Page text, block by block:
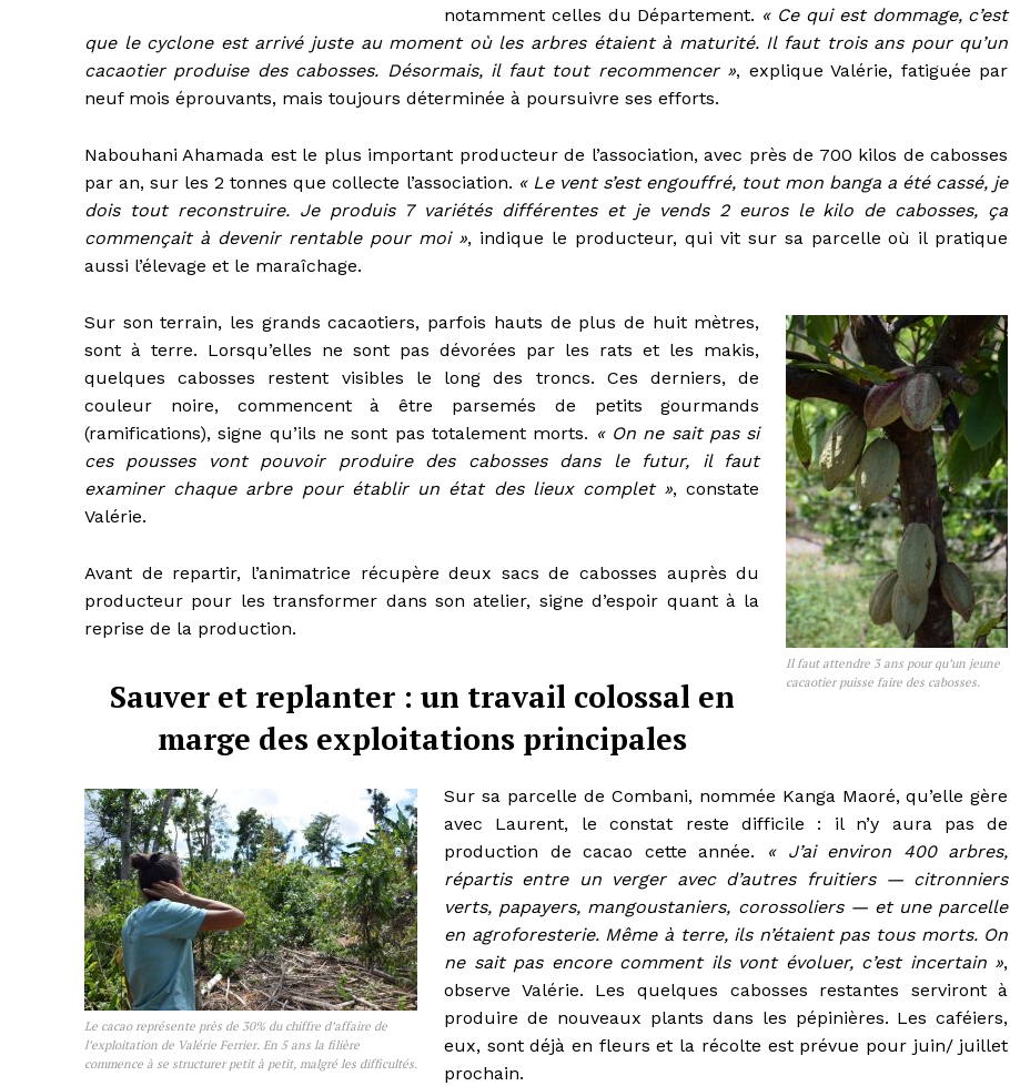
notamment celles du Département. « Ce qui est dommage, c’est
que le cyclone est arrivé juste au moment où les arbres étaient à maturité. Il faut trois ans pour qu’un
cacaotier produise des cabosses. Désormais, il faut tout recommencer », explique Valérie, fatiguée par
neuf mois éprouvants, mais toujours déterminée à poursuivre ses efforts.
Nabouhani Ahamada est le plus important producteur de l’association, avec près de 700 kilos de cabosses
par an, sur les 2 tonnes que collecte l’association. « Le vent s’est engouffré, tout mon banga a été cassé, je
dois tout reconstruire. Je produis 7 variétés différentes et je vends 2 euros le kilo de cabosses, ça
commençait à devenir rentable pour moi », indique le producteur, qui vit sur sa parcelle où il pratique
aussi l’élevage et le maraîchage.
Il faut attendre 3 ans pour qu’un jeune
cacaotier puisse faire des cabosses.
Sur son terrain, les grands cacaotiers, parfois hauts de plus de huit mètres,
sont à terre. Lorsqu’elles ne sont pas dévorées par les rats et les makis,
quelques cabosses restent visibles le long des troncs. Ces derniers, de
couleur noire, commencent à être parsemés de petits gourmands
(ramifications), signe qu’ils ne sont pas totalement morts. « On ne sait pas si
ces pousses vont pouvoir produire des cabosses dans le futur, il faut
examiner chaque arbre pour établir un état des lieux complet », constate
Valérie.
Avant de repartir, l’animatrice récupère deux sacs de cabosses auprès du
producteur pour les transformer dans son atelier, signe d’espoir quant à la
reprise de la production.
Sauver et replanter : un travail colossal en
marge des exploitations principales
Le cacao représente près de 30% du chiffre d’affaire de
l’exploitation de Valérie Ferrier. En 5 ans la filière
commence à se structurer petit à petit, malgré les difficultés.
Sur sa parcelle de Combani, nommée Kanga Maoré, qu’elle gère
avec Laurent, le constat reste difficile : il n’y aura pas de
production de cacao cette année.
« J’ai environ 400 arbres,
répartis entre un verger avec d’autres fruitiers — citronniers
verts, papayers, mangoustaniers, corossoliers — et une parcelle
en agroforesterie. Même à terre, ils n’étaient pas tous morts. On
ne sait pas encore comment ils vont évoluer, c’est incertain »,
observe Valérie. Les quelques cabosses restantes serviront à
produire de nouveaux plants dans les pépinières. Les caféiers,
eux, sont déjà en fleurs et la récolte est prévue pour juin/ juillet
prochain.